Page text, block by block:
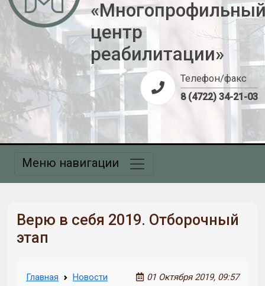
центр
реабилитации»
Телефон/факс
8 (4722) 34-21-03
Меню навигации
Верю в себя 2019. Отборочный
этап
Главная Новости 01 Октября 2019, 09:57